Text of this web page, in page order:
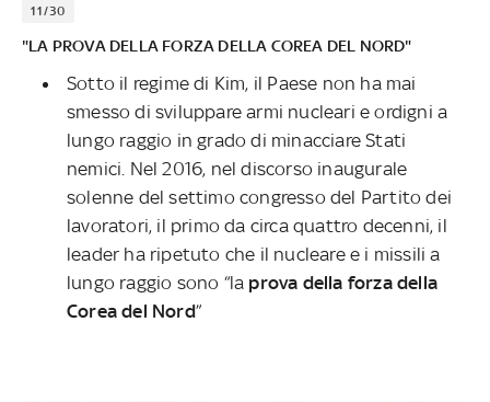
11/30
"LA PROVA DELLA FORZA DELLA COREA DEL NORD"
Sotto il regime di Kim, il Paese non ha mai
smesso di sviluppare armi nucleari e ordigni a
lungo raggio in grado di minacciare Stati
nemici. Nel 2016, nel discorso inaugurale
solenne del settimo congresso del Partito dei
lavoratori, il primo da circa quattro decenni, il
leader ha ripetuto che il nucleare e i missili a
lungo raggio sono “la prova della forza della
Corea del Nord”